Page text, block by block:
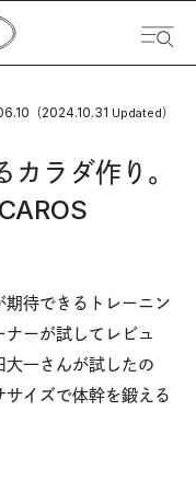
（2024.10.31 Updated）
ラダ作り。
待できるトレーニン
ーが試してレビュ
一さんが試したの
イズで体幹を鍛える